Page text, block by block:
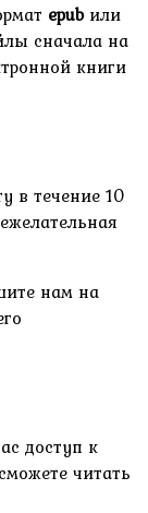
epubили
сначала на
книги
в течение 10
нам на
доступ к
читать